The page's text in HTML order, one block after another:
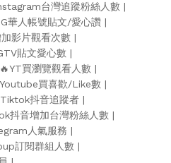
台灣追蹤粉絲人數
華人帳號貼文/愛心讚
加影片觀看次數
貼文愛心數
🔥YT買瀏覽觀看人數
買喜歡/Like數
抖音追蹤者
抖音增加台灣粉絲人數
人氣服務
訂閱群組人數